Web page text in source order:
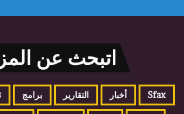
اتبحث عن
Sfax أخبار التقارير برامج